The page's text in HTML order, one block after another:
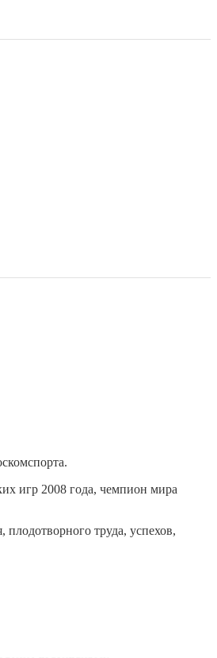
игр 2008 года, чемпион мира
плодотворного труда, успехов,